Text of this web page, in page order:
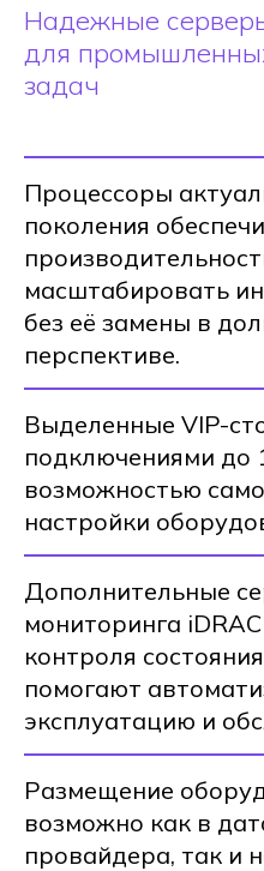
Надежные
для
задач
Процессоры
поколения
масштабировать
без её замены в
перспективе.
Выделенные VIP-
подключениями до
возможностью
настройки
Дополнительные
мониторинга
контроля
помогают
эксплуатацию и
Размещение
возможно как в
провайдера, так и